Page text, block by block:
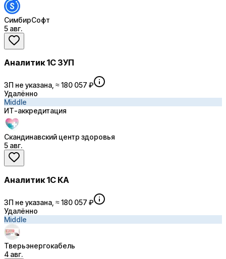
СимбирСофт
5 авг.
Аналитик 1С ЗУП
ЗП не указана, ≈ 180 057 ₽
Удалённо
Middle
ИТ-аккредитация
Скандинавский центр здоровья
5 авг.
Аналитик 1С КА
ЗП не указана, ≈ 180 057 ₽
Удалённо
Middle
Тверьэнергокабель
4 авг.